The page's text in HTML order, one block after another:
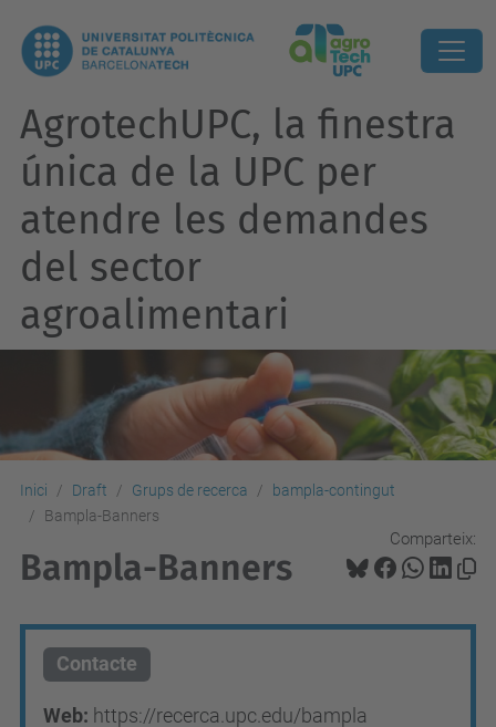
AgrotechUPC, la finestra
única de la UPC per
atendre les demandes
del sector
agroalimentari
Inici Draft Grups de recerca
bampla-contingut
Bampla-Banners
Comparteix:
Bampla-Banners
Contacte
Web: https://recerca.upc.edu/bampla